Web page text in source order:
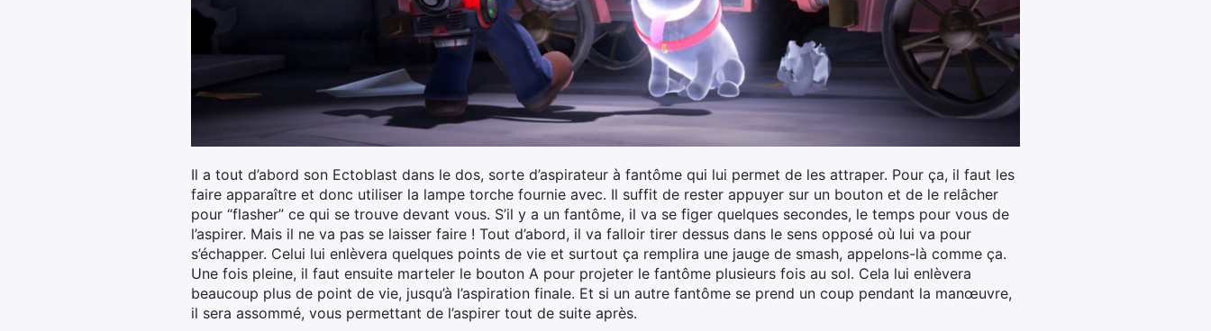
Il a tout d’abord son Ectoblast dans le dos, sorte d’aspirateur à fantôme qui lui permet de les attraper. Pour ça, il faut les
faire apparaître et donc utiliser la lampe torche fournie avec. Il suffit de rester appuyer sur un bouton et de le relâcher
pour “flasher” ce qui se trouve devant vous. S’il y a un fantôme, il va se figer quelques secondes, le temps pour vous de
l’aspirer. Mais il ne va pas se laisser faire ! Tout d’abord, il va falloir tirer dessus dans le sens opposé où lui va pour
s’échapper. Celui lui enlèvera quelques points de vie et surtout ça remplira une jauge de smash, appelons-là comme ça.
Une fois pleine, il faut ensuite marteler le bouton A pour projeter le fantôme plusieurs fois au sol. Cela lui enlèvera
beaucoup plus de point de vie, jusqu’à l’aspiration finale. Et si un autre fantôme se prend un coup pendant la manœuvre,
il sera assommé, vous permettant de l’aspirer tout de suite après.